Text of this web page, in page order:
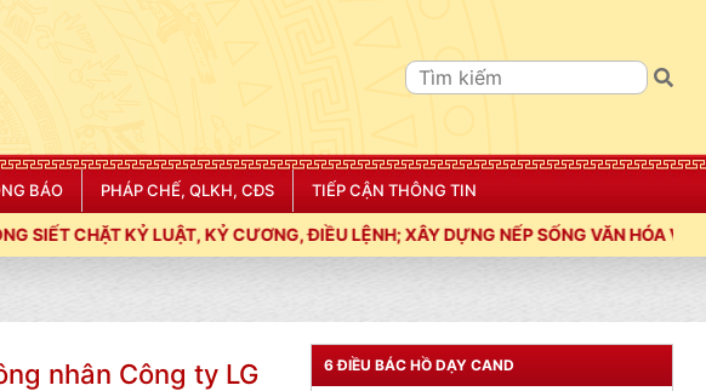
BÁO PHÁP CHẾ, QLKH, CĐS TIẾP CẬN THÔNG TIN
CƯƠNG, ĐIỀU LỆNH; XÂY DỰNG NẾP SỐNG VĂN HÓA VÌ NHÂN DÂN PHỤC VỤ"
nhân Công ty LG
6 ĐIỀU BÁC HỒ DẠY CAND